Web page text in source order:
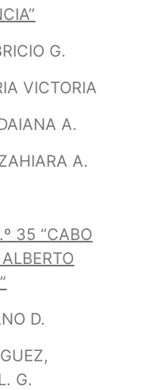
G.
A.
A.
35 “CABO
D.
G.